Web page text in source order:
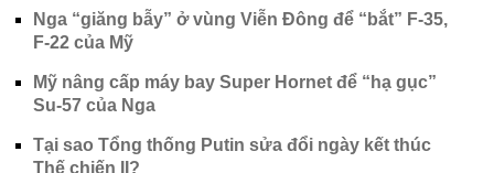
Nga “giăng bẫy” ở vùng Viễn Đông để “bắt” F-35,
F-22 của Mỹ
Mỹ nâng cấp máy bay Super Hornet để “hạ gục”
Su-57 của Nga
Tại sao Tổng thống Putin sửa đổi ngày kết thúc
Thế chiến II?